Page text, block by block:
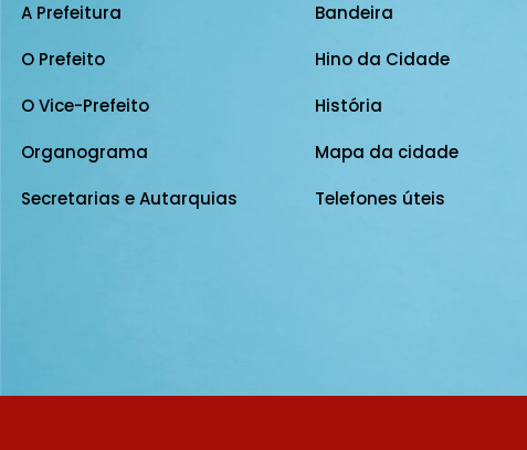
A Prefeitura
O Prefeito
O Vice-Prefeito
Organograma
Secretarias e Autarquias
Bandeira
Hino da Cidade
História
Mapa da cidade
Telefones úteis